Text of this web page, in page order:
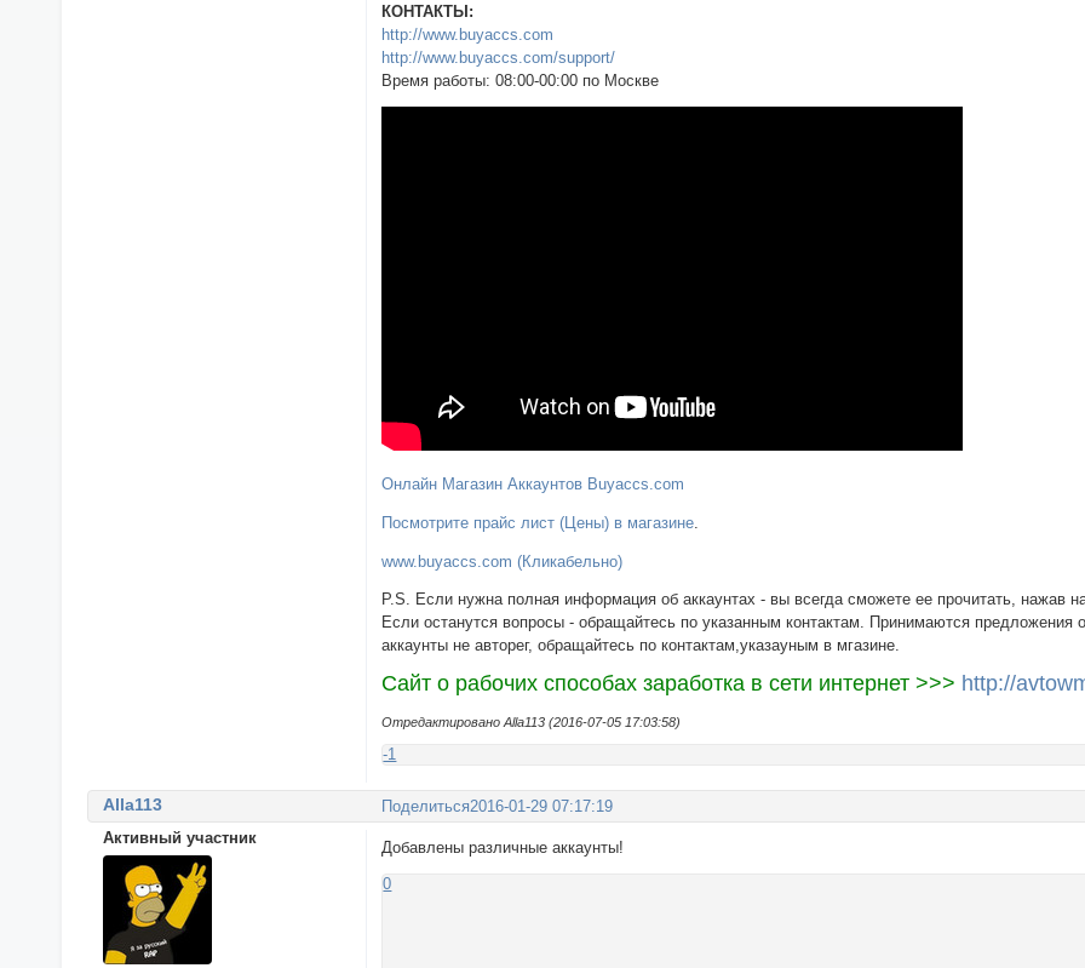
КОНТАКТЫ:
http://www.buyaccs.com
http://www.buyaccs.com/support/
Время работы: 08:00-00:00 по Москве
Онлайн Магазин Аккаунтов Buyaccs.com
Посмотрите прайс лист (Цены) в магазине
www.buyaccs.com (Кликабельно)
P.S. Если нужна полная информация об аккаунтах - вы всегда сможете ее прочитать, нажав
Если останутся вопросы - обращайтесь по указанным контактам. Принимаются предложения
аккаунты не авторег, обращайтесь по контактам,указаyным в мгазине.
Сайт о рабочих способах заработка в сети интернет >>> http://
Отредактировано Alla113 (2016-07-05 17:03:58)
-1
Поделиться2016-01-29 07:17:19
Alla113
Активный участник
Добавлены различные аккаунты!
0